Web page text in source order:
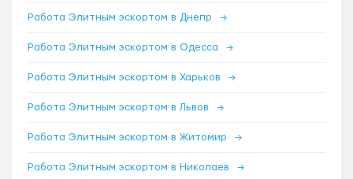
Работа Элитным эскортом в Днепр →
Работа Элитным эскортом в Одесса →
Работа Элитным эскортом в Харьков →
Работа Элитным эскортом в Львов →
Работа Элитным эскортом в Житомир →
Работа Элитным эскортом в Николаев →